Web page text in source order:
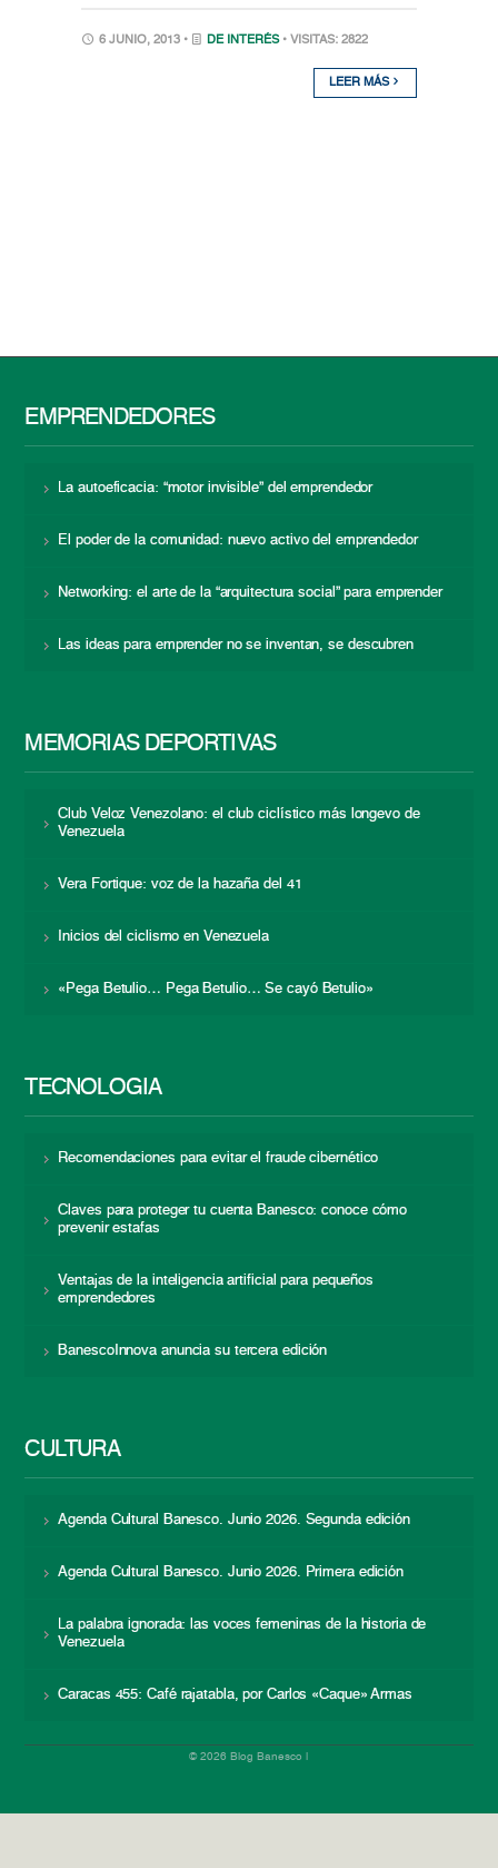
6 JUNIO, 2013 • DE INTERÉS • VISITAS: 2822
LEER MÁS
EMPRENDEDORES
La autoeficacia: “motor invisible” del emprendedor
El poder de la comunidad: nuevo activo del emprendedor
Networking: el arte de la “arquitectura social” para emprender
Las ideas para emprender no se inventan, se descubren
MEMORIAS DEPORTIVAS
Club Veloz Venezolano: el club ciclístico más longevo de
Venezuela
Vera Fortique: voz de la hazaña del 41
Inicios del ciclismo en Venezuela
«Pega Betulio… Pega Betulio… Se cayó Betulio»
TECNOLOGÍA
Recomendaciones para evitar el fraude cibernético
Claves para proteger tu cuenta Banesco: conoce cómo
prevenir estafas
Ventajas de la inteligencia artificial para pequeños
emprendedores
BanescoInnova anuncia su tercera edición
CULTURA
Agenda Cultural Banesco. Junio 2026. Segunda edición
Agenda Cultural Banesco. Junio 2026. Primera edición
La palabra ignorada: las voces femeninas de la historia de
Venezuela
Caracas 455: Café rajatabla, por Carlos «Caque» Armas
© 2026 Blog Banesco |